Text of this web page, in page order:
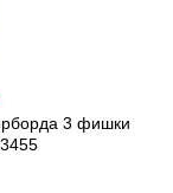
3 фишки